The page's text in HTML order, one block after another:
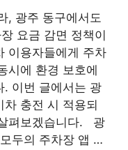
, 광주 동구에서도
요금 감면 정책이
이용자들에게 주차
시에 환경 보호에
. 이번 글에서는 광
충전 시 적용되
펴보겠습니다. 광
두의 주차장 앱 …